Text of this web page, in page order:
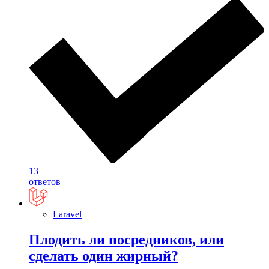
13
ответов
Laravel
Плодить ли посредников, или
сделать один жирный?